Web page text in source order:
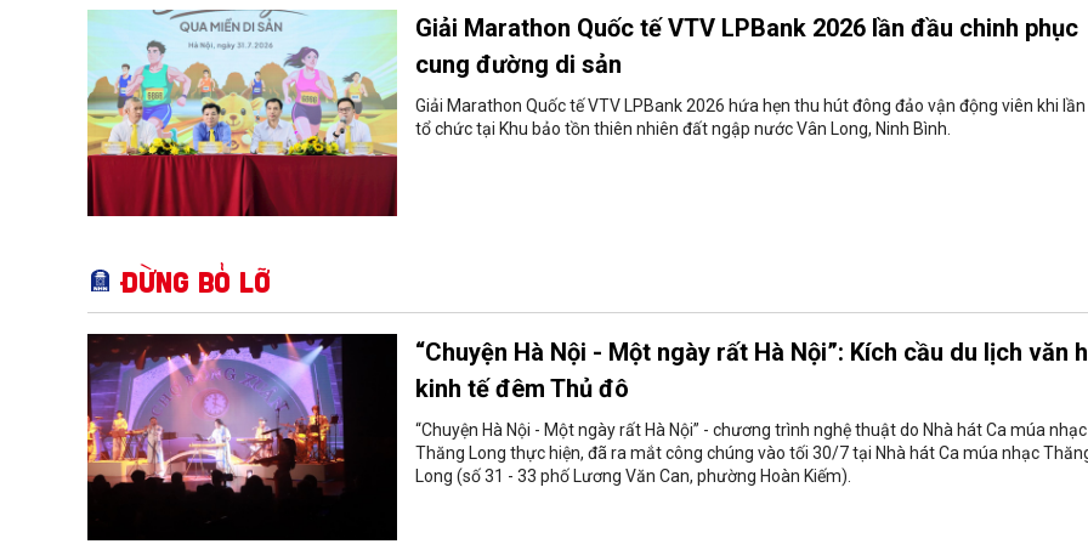
Giải Marathon Quốc tế VTV LPBank 2026 lần đầu chinh phục
cung đường di sản
Giải Marathon Quốc tế VTV LPBank 2026 hứa hẹn thu hút đông đảo vận động viên khi
tổ chức tại Khu bảo tồn thiên nhiên đất ngập nước Vân Long, Ninh Bình.
Đừng bỏ lỡ
“Chuyện Hà Nội - Một ngày rất Hà Nội”: Kích cầu du lịch văn
kinh tế đêm Thủ đô
“Chuyện Hà Nội - Một ngày rất Hà Nội” - chương trình nghệ thuật do Nhà hát Ca múa nhạc
Thăng Long thực hiện, đã ra mắt công chúng vào tối 30/7 tại Nhà hát Ca múa nhạc
Long (số 31 - 33 phố Lương Văn Can, phường Hoàn Kiếm).